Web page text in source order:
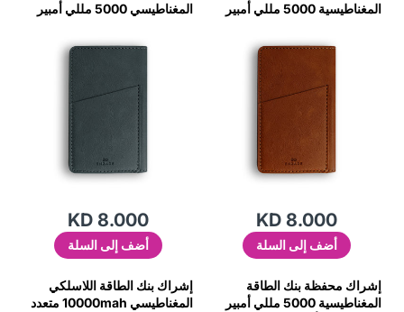
المغناطيسية 5000 مللي أمبير
KD 8.000
أضف إلى السلة
المغناطيسي 5000 مللي أمبير
KD 8.000
أضف إلى السلة
إشراك محفظة بنك الطاقة
المغناطيسية 5000 مللي أمبير
إشراك بنك الطاقة اللاسلكي
المغناطيسي 10000mah متعدد